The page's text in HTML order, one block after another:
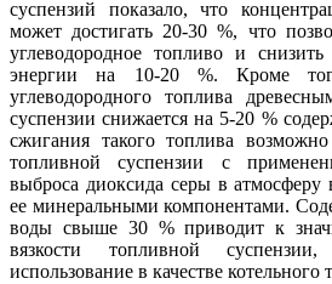
суспензий показало, что
может достигать 20-30 %, что
углеводородное топливо и
энергии на 10-20 %. Кроме
углеводородного топлива
суспензии снижается на 5-20 %
сжигания такого топлива
топливной суспензии с
выброса диоксида серы в атмосферу
ее минеральными компонентами.
воды свыше 30 % приводит к
вязкости топливной
использование в качестве котельного